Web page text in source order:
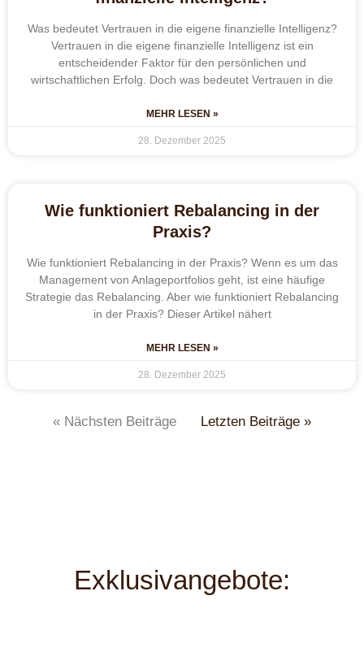
Was bedeutet Vertrauen in die eigene finanzielle Intelligenz?
Vertrauen in die eigene finanzielle Intelligenz ist ein
entscheidender Faktor für den persönlichen und
wirtschaftlichen Erfolg. Doch was bedeutet Vertrauen in die
MEHR LESEN »
28. Dezember 2025
Wie funktioniert Rebalancing in der
Praxis?
Wie funktioniert Rebalancing in der Praxis? Wenn es um das
Management von Anlageportfolios geht, ist eine häufige
Strategie das Rebalancing. Aber wie funktioniert Rebalancing
in der Praxis? Dieser Artikel nähert
MEHR LESEN »
28. Dezember 2025
« Nächsten Beiträge Letzten Beiträge »
Exklusivangebote: